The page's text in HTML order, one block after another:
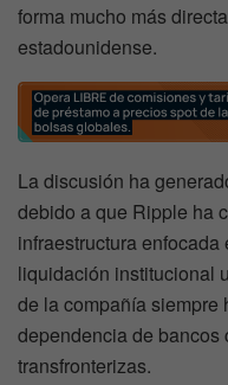
forma mucho más
estadounidense.
La discusión ha
debido a que Ripple ha
infraestructura
liquidación institucional
de la compañía siempre
dependencia de bancos
transfronterizas.